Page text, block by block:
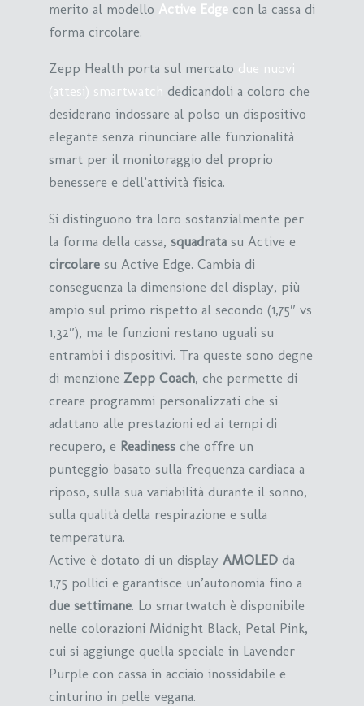
merito al modello Active Edge con la cassa di
forma circolare.
Zepp Health porta sul mercato due nuovi
(attesi) smartwatch dedicandoli a coloro che
desiderano indossare al polso un dispositivo
elegante senza rinunciare alle funzionalità
smart per il monitoraggio del proprio
benessere e dell’attività fisica.
Si distinguono tra loro sostanzialmente per
la forma della cassa, squadrata su Active e
circolare su Active Edge. Cambia di
conseguenza la dimensione del display, più
ampio sul primo rispetto al secondo (1,75″ vs
1,32″), ma le funzioni restano uguali su
entrambi i dispositivi. Tra queste sono degne
di menzione Zepp Coach, che permette di
creare programmi personalizzati che si
adattano alle prestazioni ed ai tempi di
recupero, e Readiness che offre un
punteggio basato sulla frequenza cardiaca a
riposo, sulla sua variabilità durante il sonno,
sulla qualità della respirazione e sulla
temperatura.
Active è dotato di un display AMOLED da
1,75 pollici e garantisce un’autonomia fino a
due settimane. Lo smartwatch è disponibile
nelle colorazioni Midnight Black, Petal Pink,
cui si aggiunge quella speciale in Lavender
Purple con cassa in acciaio inossidabile e
cinturino in pelle vegana.